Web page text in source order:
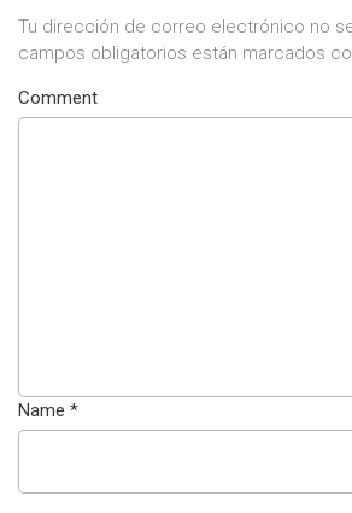
Tu dirección de correo electrónico no
campos obligatorios están marcados
Comment
Name *